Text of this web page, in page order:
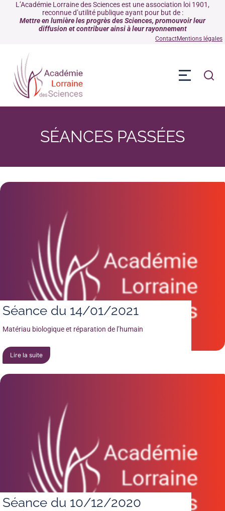
L’Académie Lorraine des Sciences est une association loi 1901,
reconnue d’utilité publique ayant pour but de :
Mettre en lumière les progrès des Sciences, promouvoir leur
diffusion et contribuer ainsi à leur rayonnement
ContactMentions légales
SÉANCES PASSÉES
Séance du 14/01/2021
Matériau biologique et réparation de l’humain
Lire la suite
Séance du 10/12/2020